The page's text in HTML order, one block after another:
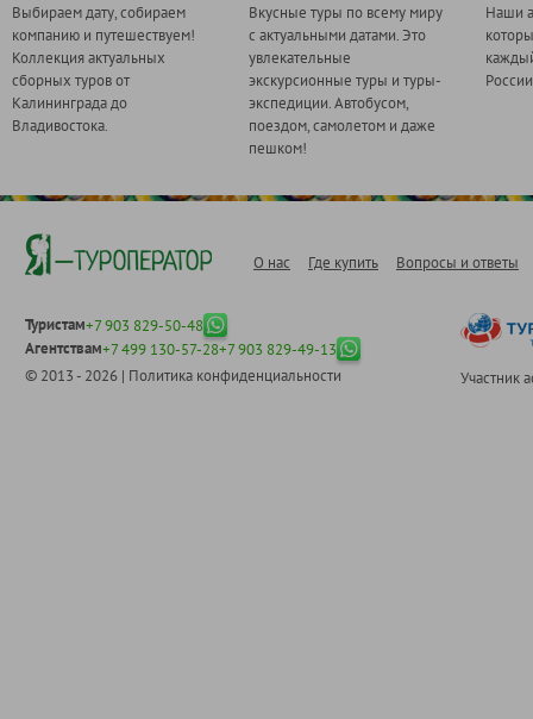
Выбираем дату, собираем
компанию и путешествуем!
Коллекция актуальных
сборных туров от
Калининграда до
Владивостока.
Вкусные туры по всему миру
с актуальными датами. Это
увлекательные
экскурсионные туры и туры-
экспедиции. Автобусом,
поездом, самолетом и даже
пешком!
Наши
О нас Где купить Вопросы и ответы
Туристам+7 903 829-50-48
Агентствам+7 499 130-57-28+7 903 829-49-13
© 2013 - 2026 | Политика конфиденциальности Участник